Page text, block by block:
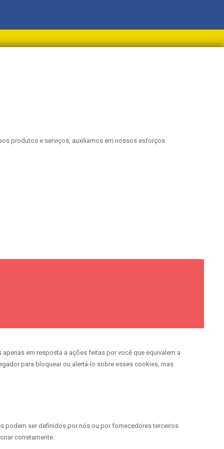
produtos e serviços, auxiliamos em nossos esforços
em resposta a ações feitas por você que equivalem a
para bloquear ou alertá-lo sobre esses cookies, mas
podem ser definidos por nós ou por fornecedores terceiros
corretamente.